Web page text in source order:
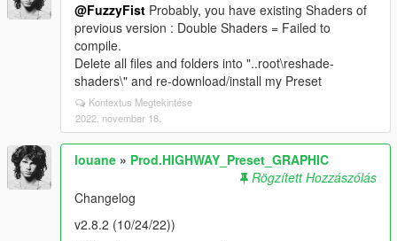
@FuzzyFist Probably, you have existing Shaders of
previous version : Double Shaders = Failed to
compile.
Delete all files and folders into "..root\reshade-
shaders\" and re-download/install my Preset
Kontextus Megtekintése
2022. november 18.
louane » Prod.HIGHWAY_Preset_GRAPHIC
Rögzített Hozzászólás
Changelog
v2.8.2 (10/24/22))